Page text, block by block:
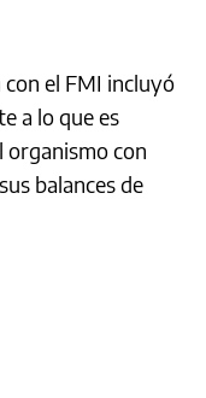
con el FMI incluyó
a lo que es
organismo con
balances de